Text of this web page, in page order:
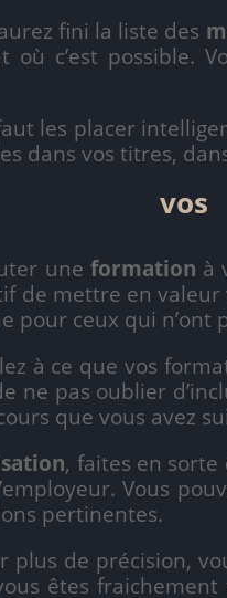
fini la liste des
où c’est possible.
placer
dans vos titres,
une formation à
de mettre en
pour ceux qui n’ont
que vos
ne pas oublier
que vous avez
, faites en
Vous
pertinentes.
précision, vous
êtes